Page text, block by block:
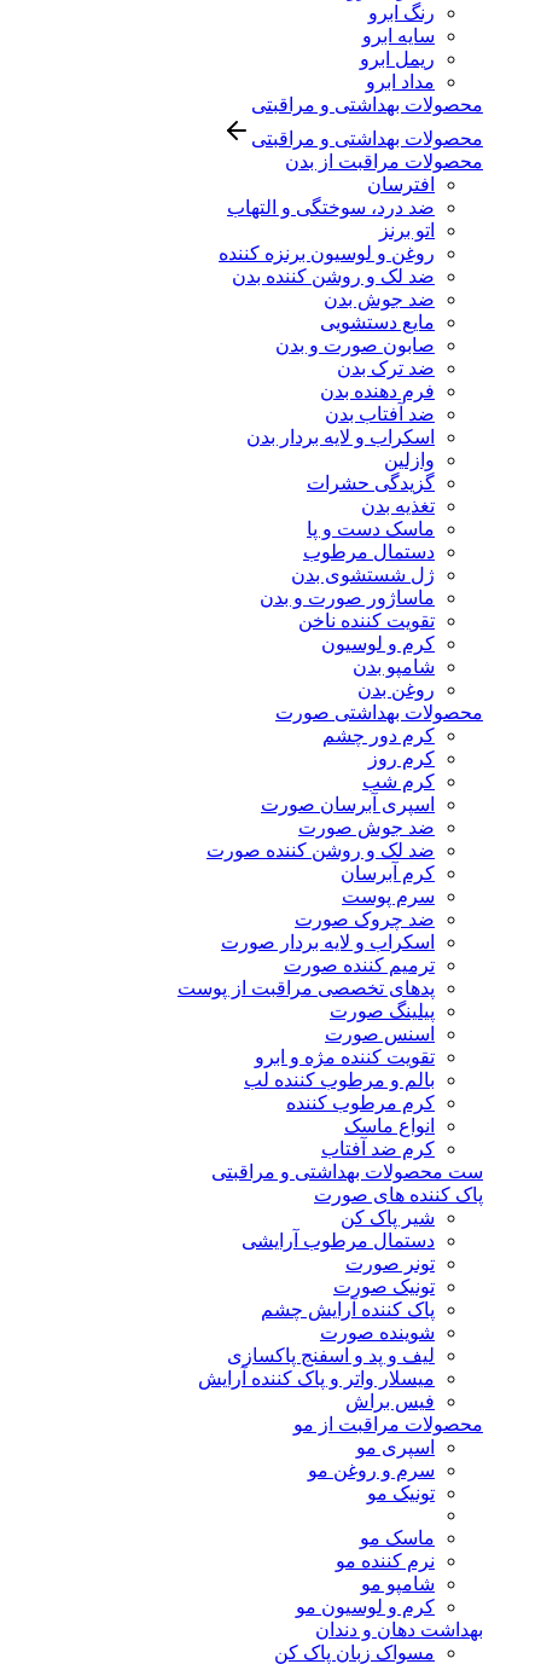
رنگ ابرو
سایه ابرو
ریمل ابرو
مداد ابرو
محصولات بهداشتی و مراقبتی
محصولات بهداشتی و مراقبتی
محصولات مراقبت از بدن
افترسان
ضد درد، سوختگی و التهاب
اتو برنز
روغن و لوسیون برنزه کننده
ضد لک و روشن کننده بدن
ضد جوش بدن
مایع دستشویی
صابون صورت و بدن
ضد ترک بدن
فرم دهنده بدن
ضد آفتاب بدن
اسکراب و لایه بردار بدن
وازلین
گزیدگی حشرات
تغذیه بدن
ماسک دست و پا
دستمال مرطوب
ژل شستشوی بدن
ماساژور صورت و بدن
تقویت کننده ناخن
کرم و لوسیون
شامپو بدن
روغن بدن
محصولات بهداشتی صورت
کرم دور چشم
کرم روز
کرم شب
اسپری آبرسان صورت
ضد جوش صورت
ضد لک و روشن کننده صورت
کرم آبرسان
سرم پوست
ضد چروک صورت
اسکراب و لایه بردار صورت
ترمیم کننده صورت
پدهای تخصصی مراقبت از پوست
پیلینگ صورت
اسنس صورت
تقویت کننده مژه و ابرو
بالم و مرطوب کننده لب
کرم مرطوب کننده
انواع ماسک
کرم ضد آفتاب
ست محصولات بهداشتی و مراقبتی
پاک کننده های صورت
شیر پاک کن
دستمال مرطوب آرایشی
تونر صورت
تونیک صورت
پاک کننده آرایش چشم
شوینده صورت
لیف و پد و اسفنج پاکسازی
میسلار واتر و پاک کننده آرایش
فیس براش
محصولات مراقبت از مو
اسپری مو
سرم و روغن مو
تونیک مو
ماسک مو
نرم کننده مو
شامپو مو
کرم و لوسیون مو
بهداشت دهان و دندان
مسواک زبان پاک کن